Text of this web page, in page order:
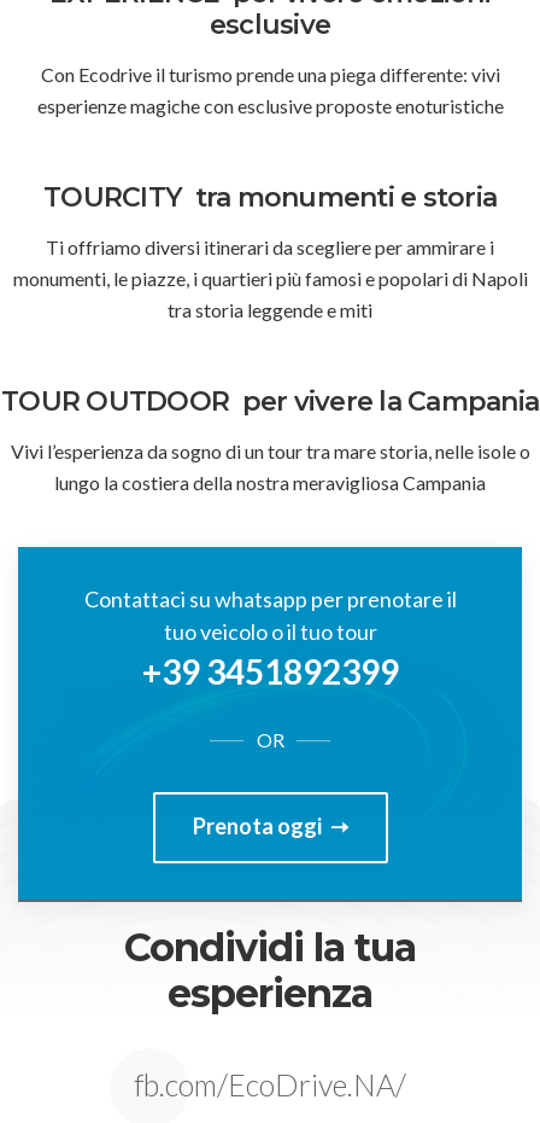
esclusive
Con Ecodrive il turismo prende una piega differente: vivi
esperienze magiche con esclusive proposte enoturistiche
TOURCITY tra monumenti e storia
Ti offriamo diversi itinerari da scegliere per ammirare i
monumenti, le piazze, i quartieri più famosi e popolari di Napoli
tra storia leggende e miti
TOUR OUTDOOR per vivere la Campania
Vivi l’esperienza da sogno di un tour tra mare storia, nelle isole o
lungo la costiera della nostra meravigliosa Campania
Contattaci su whatsapp per prenotare il
tuo veicolo o il tuo tour
+39 3451892399
OR
Prenota oggi
Condividi la tua
esperienza
fb.com/EcoDrive.NA/